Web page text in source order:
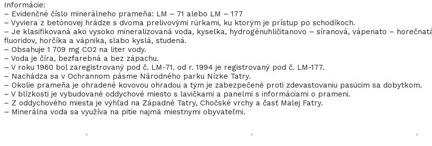
Informácie:
– Evidenčné číslo minerálneho prameňa: LM – 71 alebo LM – 177
– Vyviera z betónovej hrádze s dvoma prelivovými rúrkami, ku ktorým je prístup po schodíkoch.
– Je klasifikovaná ako vysoko mineralizovaná voda, kyselka, hydrogénuhličitanovo – síranová, vápenato –
fluoridov, horčíka a vápnika, slabo kyslá, studená.
– Obsahuje 1 709 mg CO2 na liter vody.
– Voda je číra, bezfarebná a bez zápachu.
– V roku 1960 bol zaregistrovaný pod č. LM-71. od r. 1994 je registrovaný pod č. LM-177.
– Nachádza sa v Ochrannom pásme Národného parku Nízke Tatry.
– Okolie prameňa je ohradené kovovou ohradou a tým je zabezpečené proti zdevastovaniu pasúcim sa dobytkom.
– V blízkosti je vybudované oddychové miesto s lavičkami a panelmi s informáciami o prameni.
– Z oddychového miesta je výhľad na Západné Tatry, Chočské vrchy a časť Malej Fatry.
– Minerálna voda sa využíva na pitie najmä miestnymi obyvateľmi.